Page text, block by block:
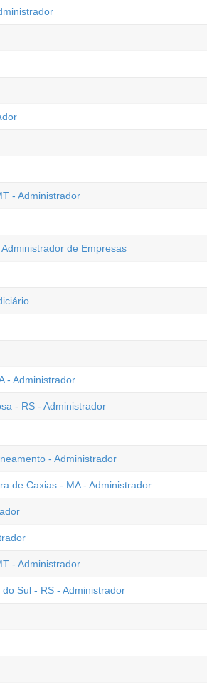
- Administrador
de Empresas
- Administrador
- RS - Administrador
- Administrador
de Caxias - MA - Administrador
- Administrador
Sul - RS - Administrador